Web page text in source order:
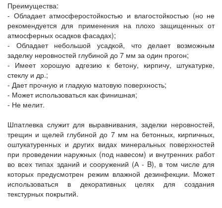
Преимущества:
- Обладает атмосферостойкостью и влагостойкостью (но не
рекомендуется для применения на плохо защищенных от
атмосферных осадков фасадах);
- Обладает небольшой усадкой, что делает возможным
заделку неровностей глубиной до 7 мм за один прогон;
- Имеет хорошую адгезию к бетону, кирпичу, штукатурке,
стеклу и др.;
- Дает прочную и гладкую матовую поверхность;
- Может использоваться как финишная;
- Не мелит.
Шпатлевка служит для выравнивания, заделки неровностей,
трещин и щелей глубиной до 7 мм на бетонных, кирпичных,
оштукатуренных и других видах минеральных поверхностей
при проведении наружных (под навесом) и внутренних работ
во всех типах зданий и сооружений (А - B), в том числе для
которых предусмотрен режим влажной дезинфекции. Может
использоваться в декоративных целях для создания
текстурных покрытий.